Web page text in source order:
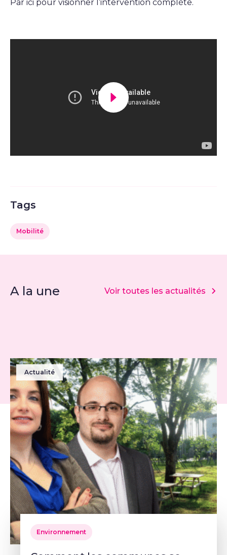
Par ici pour visionner l’intervention complète.
Lancer la video
Tags
Mobilité
A la une Voir toutes les actualités
Actualité
Environnement